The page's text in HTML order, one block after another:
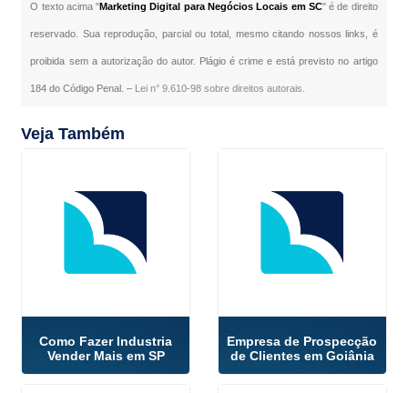
O texto acima "Marketing Digital para Negócios Locais em SC" é de direito
reservado. Sua reprodução, parcial ou total, mesmo citando nossos links, é
proibida sem a autorização do autor. Plágio é crime e está previsto no artigo
184 do Código Penal. – Lei n° 9.610-98 sobre direitos autorais
Veja Também
Como Fazer Industria
Vender Mais em SP
Empresa de Prospecção
de Clientes em Goiânia